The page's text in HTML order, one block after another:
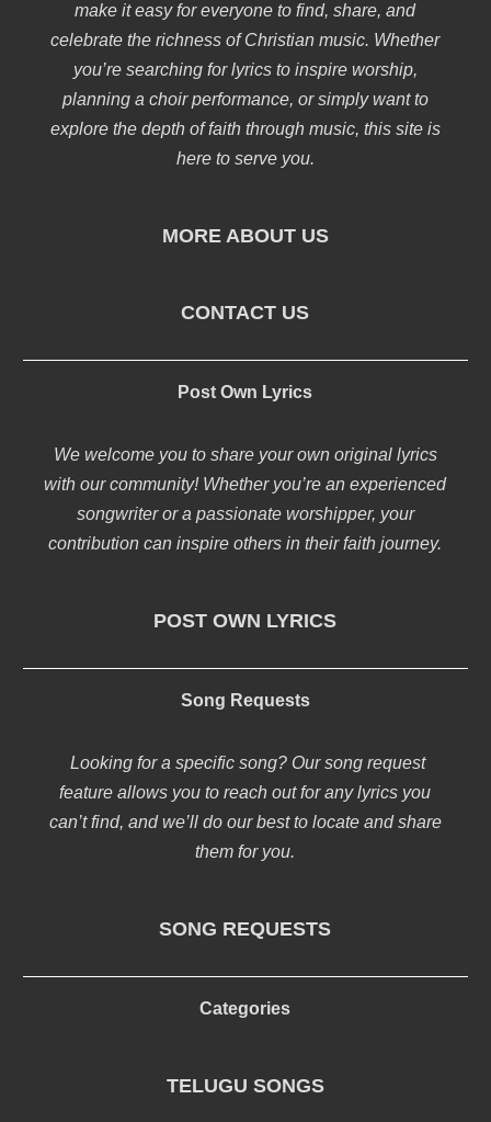
make it easy for everyone to find, share, and
celebrate the richness of Christian music. Whether
you’re searching for lyrics to inspire worship,
planning a choir performance, or simply want to
explore the depth of faith through music, this site is
here to serve you.
MORE ABOUT US
CONTACT US
Post Own Lyrics
We welcome you to share your own original lyrics
with our community! Whether you’re an experienced
songwriter or a passionate worshipper, your
contribution can inspire others in their faith journey.
POST OWN LYRICS
Song Requests
Looking for a specific song? Our song request
feature allows you to reach out for any lyrics you
can’t find, and we’ll do our best to locate and share
them for you.
SONG REQUESTS
Categories
TELUGU SONGS